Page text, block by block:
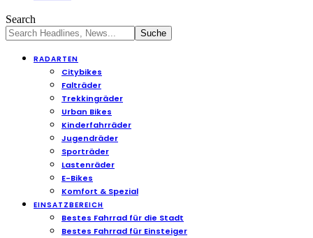
Search
RADARTEN
Citybikes
Falträder
Trekkingräder
Urban Bikes
Kinderfahrräder
Jugendräder
Sporträder
Lastenräder
E-Bikes
Komfort & Spezial
EINSATZBEREICH
Bestes Fahrrad für die Stadt
Bestes Fahrrad für Einsteiger